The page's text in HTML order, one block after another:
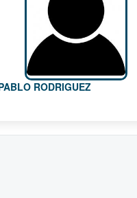
RODRIGUEZ